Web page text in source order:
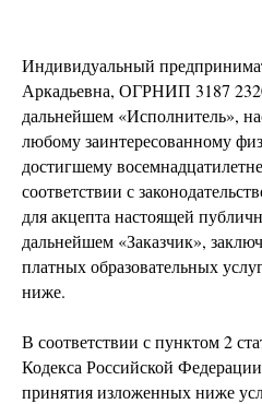
Индивидуальный
Аркадьевна, ОГРНИП 3187
дальнейшем «Исполнитель»,
любому заинтересованному
достигшему
соответствии с
для акцепта настоящей
дальнейшем «Заказчик»,
платных образовательных
ниже.
В соответствии с пунктом 2
Кодекса Российской
принятия изложенных ниже